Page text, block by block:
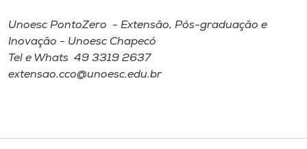
Unoesc PontoZero - Extensão, Pós-graduação e
Inovação - Unoesc Chapecó
Tel e Whats 49 3319 2637
extensao.cco@unoesc.edu.br